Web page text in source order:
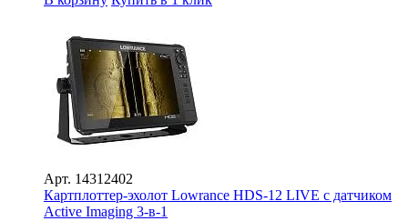
Арт. 14312402
Картплоттер-эхолот Lowrance HDS-12 LIVE с датчиком
Active Imaging 3-в-1